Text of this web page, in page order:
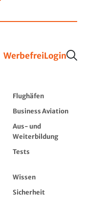
WerbefreiLogin
Flughäfen
Business Aviation
Aus- und
Weiterbildung
Tests
Wissen
Sicherheit